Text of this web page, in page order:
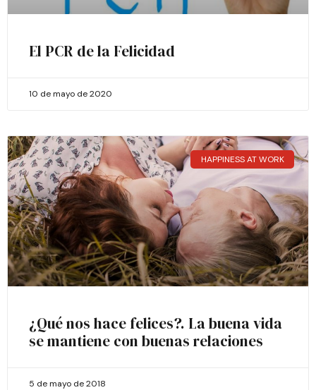
El PCR de la Felicidad
10 de mayo de 2020
HAPPINESS AT WORK
¿Qué nos hace felices?. La buena vida
se mantiene con buenas relaciones
5 de mayo de 2018